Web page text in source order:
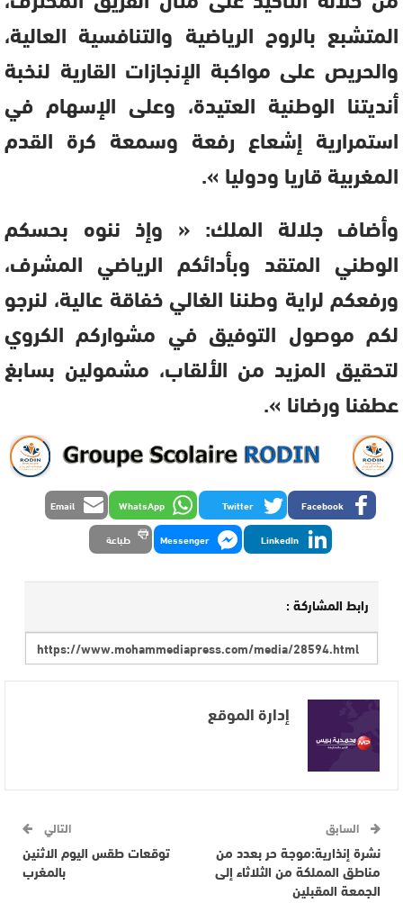
المتشبع بالروح الرياضية والتنافسية العالية،
والحريص على مواكبة الإنجازات القارية لنخبة
أنديتنا الوطنية العتيدة، وعلى الإسهام في
استمرارية إشعاع رفعة وسمعة كرة القدم
المغربية قاريا ودوليا ».
وأضاف جلالة الملك: « وإذ ننوه بحسكم
الوطني المتقد وبأدائكم الرياضي المشرف،
ورفعكم لراية وطننا الغالي خفاقة عالية، لنرجو
لكم موصول التوفيق في مشواركم الكروي
لتحقيق المزيد من الألقاب، مشمولين بسابغ
عطفنا ورضانا ».
Facebook
Twitter
WhatsApp
Email
LinkedIn
Messenger طباعة
رابط المشاركة :
إدارة الموقع
السابق
نشرة إنذارية:موجة حر بعدد من
مناطق المملكة من الثلاثاء إلى
الجمعة المقبلين
التالي
توقعات طقس اليوم الاثنين
بالمغرب